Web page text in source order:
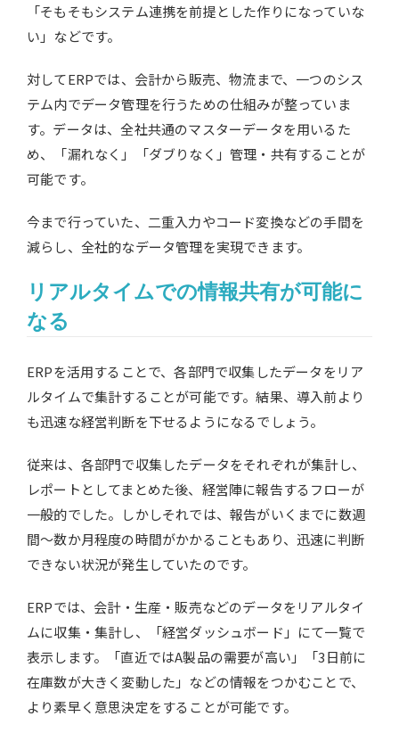
「そもそもシステム連携を前提とした作りになっていな
い」などです。
対してERPでは、会計から販売、物流まで、一つのシス
テム内でデータ管理を行うための仕組みが整っていま
す。データは、全社共通のマスターデータを用いるた
め、「漏れなく」「ダブりなく」管理・共有することが
可能です。
今まで行っていた、二重入力やコード変換などの手間を
減らし、全社的なデータ管理を実現できます。
リアルタイムでの情報共有が可能に
なる
ERPを活用することで、各部門で収集したデータをリア
ルタイムで集計することが可能です。結果、導入前より
も迅速な経営判断を下せるようになるでしょう。
従来は、各部門で収集したデータをそれぞれが集計し、
レポートとしてまとめた後、経営陣に報告するフローが
一般的でした。しかしそれでは、報告がいくまでに数週
間～数か月程度の時間がかかることもあり、迅速に判断
できない状況が発生していたのです。
ERPでは、会計・生産・販売などのデータをリアルタイ
ムに収集・集計し、「経営ダッシュボード」にて一覧で
表示します。「直近ではA製品の需要が高い」「3日前に
在庫数が大きく変動した」などの情報をつかむことで、
より素早く意思決定をすることが可能です。